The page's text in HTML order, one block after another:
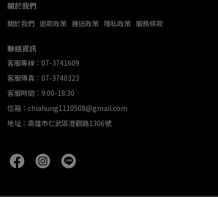
關於我們
關於我們 退款政策 運送政策 隱私政策 服務條款
聯絡資訊
客服專線：07-3741609
客服傳真：07-3740323
客服時間：9:00-18:30
信箱：chiahung1110508@gmail.com
地址：高雄市仁武區澄觀路1306號